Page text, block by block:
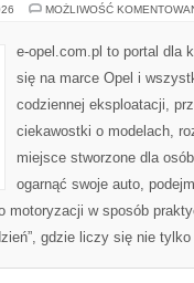
MOŻLIWOŚĆ
e-opel.com.pl to portal dla
się na marce Opel i
codziennej eksploatacji,
ciekawostki o modelach,
miejsce stworzone dla
ogarnąć swoje auto,
motoryzacji w sposób
gdzie liczy się nie